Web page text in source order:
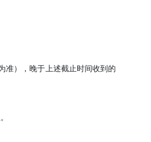
准），晚于上述截止时间收到的